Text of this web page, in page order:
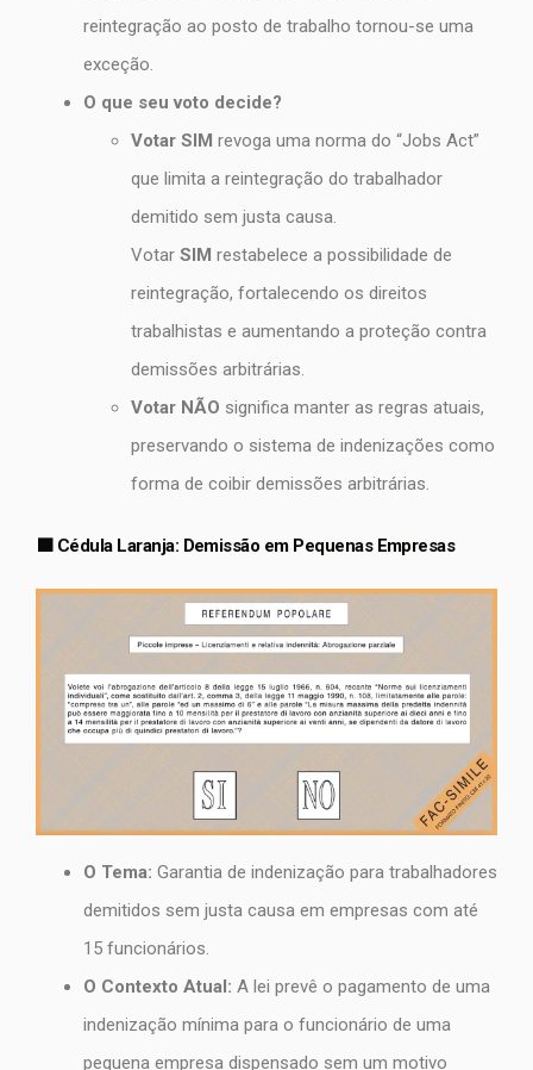
reintegração ao posto de trabalho tornou-se uma
exceção.
O que seu voto decide?
Votar SIM revoga uma norma do “Jobs Act”
que limita a reintegração do trabalhador
demitido sem justa causa.
Votar SIM restabelece a possibilidade de
reintegração, fortalecendo os direitos
trabalhistas e aumentando a proteção contra
demissões arbitrárias.
Votar NÃO significa manter as regras atuais,
preservando o sistema de indenizações como
forma de coibir demissões arbitrárias.
🟧 Cédula Laranja: Demissão em Pequenas Empresas
O Tema: Garantia de indenização para trabalhadores
demitidos sem justa causa em empresas com até
15 funcionários.
O Contexto Atual: A lei prevê o pagamento de uma
indenização mínima para o funcionário de uma
pequena empresa dispensado sem um motivo